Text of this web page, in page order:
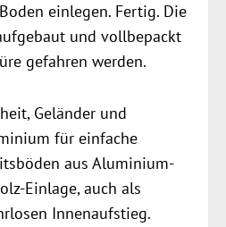
einlegen. Fertig. Die
und vollbepackt
gefahren werden.
Geländer und
für einfache
aus Aluminium-
Einlage, auch als
Innenaufstieg.